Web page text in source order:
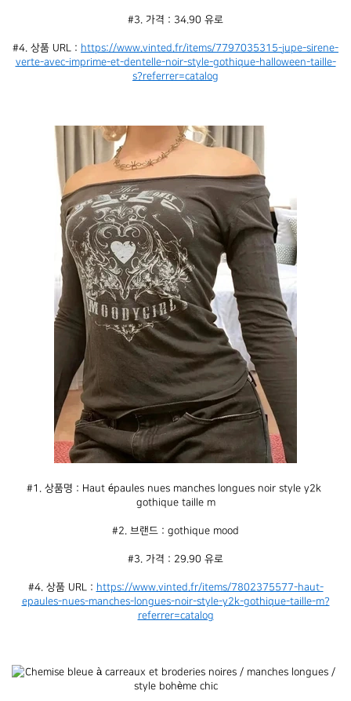
#3. 가격 : 34.90 유로
#4. 상품 URL : https://www.vinted.fr/items/7797035315-jupe-sirene-
verte-avec-imprime-et-dentelle-noir-style-gothique-halloween-taille-
s?referrer=catalog
#1. 상품명 : Haut épaules nues manches longues noir style y2k
gothique taille m
#2. 브랜드 : gothique mood
#3. 가격 : 29.90 유로
#4. 상품 URL : https://www.vinted.fr/items/7802375577-haut-
epaules-nues-manches-longues-noir-style-y2k-gothique-taille-m?
referrer=catalog